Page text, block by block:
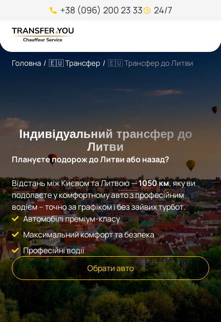
+38 (096) 200 23 33 24/7
Головна / 🇪🇺 Трансфер / 🇪🇺 Трансфер до Литви
Індивідуальний трансфер до
Литви
Плануєте подорож до Литви або назад?
Відстань між Києвом та Литвою —1050 км, яку ви
подолаєте у комфортному авто з професійним
водієм – точно за графіком і без зайвих турбот.
Автомобілі преміум-класу
Максимальний комфорт та безпека
Професійні водії
Обрати авто